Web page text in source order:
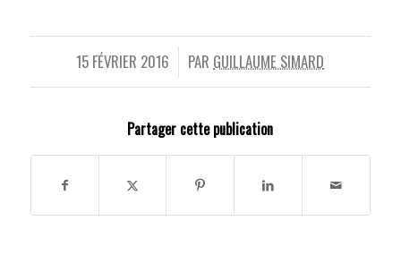
15 FÉVRIER 2016
/ PAR GUILLAUME SIMARD
Partager cette publication